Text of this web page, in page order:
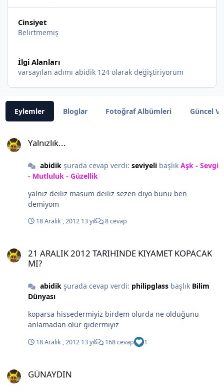
Cinsiyet
Belirtmemiş
İlgi Alanları
varsayılan adımı abidik 124 olarak değiştiriyorum
Eylemler Bloglar Fotoğraf Albümleri Güncel
Yalnızlık...
abidikşurada cevap verdi: seviyelibaşlık Aşk - Sevgi
- Mutluluk - Güzellik
yalnız deiliz masum deiliz sezen diyo bunu ben
demiyom
18 Aralık , 2012 13 yıl 8 cevap
21 ARALIK 2012 TARIHINDE KIYAMET KOPACAK
MI?
abidikşurada cevap verdi: philipglassbaşlık Bilim
Dünyası
koparsa hissedermiyiz birdem olurda ne olduğunu
anlamadan ölür gidermiyiz
18 Aralık , 2012 13 yıl 168 cevap 1
GÜNAYDIN